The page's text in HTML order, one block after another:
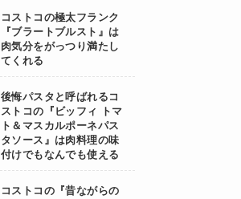
コストコの極太フランク
『ブラートブルスト』は
肉気分をがっつり満たし
てくれる
後悔パスタと呼ばれるコ
ストコの『ビッフィ トマ
ト＆マスカルポーネパス
タソース』は肉料理の味
付けでもなんでも使える
コストコの『昔ながらの